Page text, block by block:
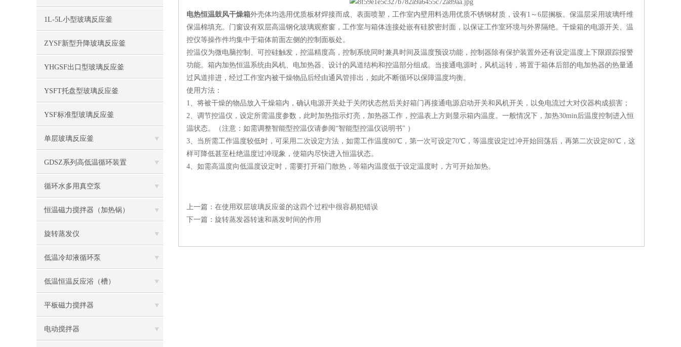
1L-5L小型玻璃反应釜
ZYSF新型升降玻璃反应釜
YHGSF出口型玻璃反应釜
YSFT托盘型玻璃反应釜
YSF标准型玻璃反应釜
单层玻璃反应釜
GDSZ系列高低温循环装置
循环水多用真空泵
恒温磁力搅拌器（加热锅）
旋转蒸发仪
低温冷却液循环泵
低温恒温反应浴（槽）
平板磁力搅拌器
电动搅拌器
电热恒温鼓风干燥箱外壳体均选用优质板材焊接而成、表面喷塑，工作室内壁用料选用优质不锈钢材质，设有1～6层搁板。保温层采用玻璃纤维
保温棉填充。门窗设有双层高温钢化玻璃观察窗，工作室与箱体连接处嵌有硅胶密封面，以保证工作室环境与外界隔绝。干燥箱的电源开关、温
控仪等操作件均集中于箱体前面左侧的控制面板处。
控温仪为微电脑控制、可控硅触发，控温精度高，控制系统同时兼具时间及温度预设功能，控制器除有保护装置外还有设定温度上下限跟踪报警
功能。箱内加热恒温系统由风机、电加热器、设计的风道结构和控温部分组成。当接通电源时，风机运转，将置于箱体后部的电加热器的热量通
过风道排进，经过工作室内被干燥物品后经由通风管排出，如此不断循环以保障温度均衡。
使用方法：
1、将被干燥的物品放入干燥箱内，确认电源开关处于关闭状态然后关好箱门再接通电源启动开关和风机开关，以免电流过大对仪器构成损害；
2、调节控温仪，设定所需温度参数，此时加热指示灯亮，加热器工作，控温表上方则显示箱内温度。一般情况下，加热30min后温度控制进入恒
温状态。（注意：如需调整智能型控温仪请参阅“智能型控温仪说明书" ）
3、当所需工作温度较低时，可采用二次设定方法，如需工作温度80℃，第一次可设定70℃，等温度设定过冲开始回荡后，再第二次设定80℃，这
样可降低甚至杜绝温度过冲现象，使箱内尽快进入恒温状态。
4、如需高温度向低温度设定时，需要打开箱门散热，等箱内温度低于设定温度时，方可开始加热。
上一篇： 在使用双层玻璃反应釜的这四个过程中很容易犯错误
下一篇： 旋转蒸发器转速和蒸发时间的作用